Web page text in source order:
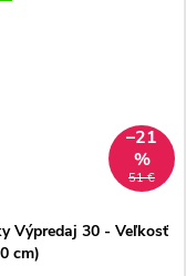
51 €
–21
%
Výpredaj 30 - Veľkosť
cm)